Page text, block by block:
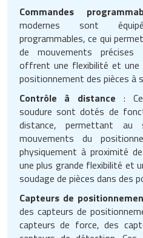
Commandes
modernes sont
programmables, ce qui
de mouvements précises
offrent une flexibilité et une
positionnement des pièces à
Contrôle à distance :
soudure sont dotés de
distance, permettant au
mouvements du
physiquement à proximité
une plus grande flexibilité et
soudage de pièces dans des
Capteurs de
des capteurs de
capteurs de force, des